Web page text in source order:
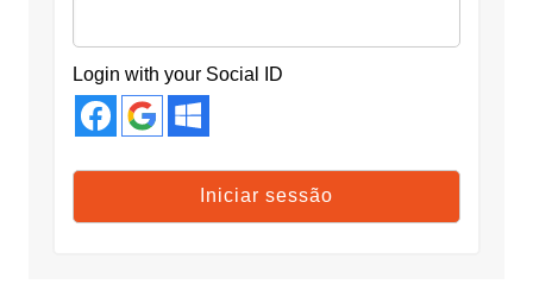
Login with your Social ID